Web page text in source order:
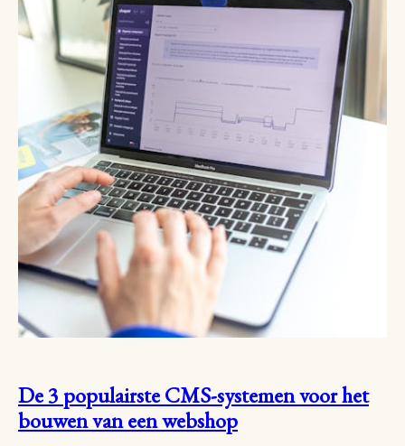
De 3 populairste CMS-systemen voor het
bouwen van een webshop